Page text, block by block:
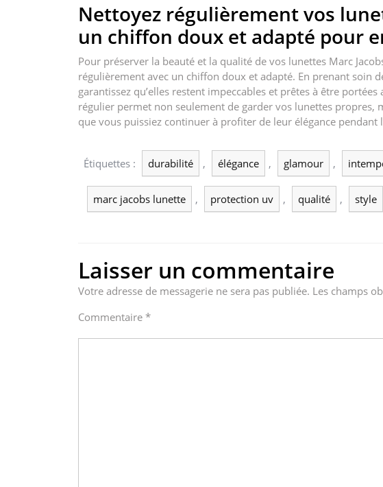
Nettoyez régulièrement vos
un chiffon doux et adapté pour
Pour préserver la beauté et la qualité de vos lunettes Marc
régulièrement avec un chiffon doux et adapté. En prenant soin
garantissez qu’elles restent impeccables et prêtes à être
régulier permet non seulement de garder vos lunettes propres,
que vous puissiez continuer à profiter de leur élégance pendant
Étiquettes : durabilité , élégance , glamour ,
marc jacobs lunette , protection uv , qualité , style
Laisser un commentaire
Votre adresse de messagerie ne sera pas publiée. Les champs
Commentaire *